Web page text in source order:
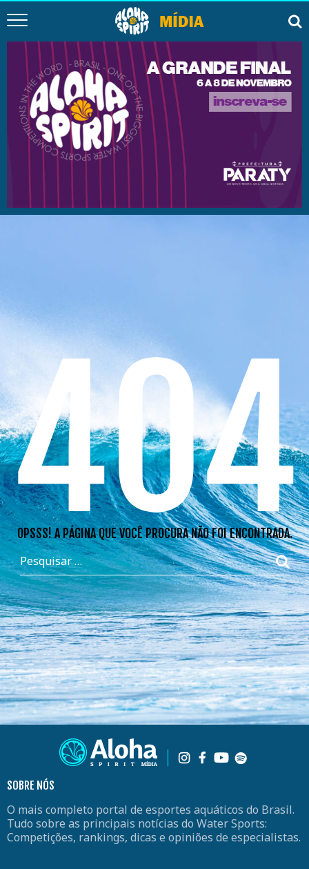
404
OPSSS! A PÁGINA QUE VOCÊ PROCURA NÃO FOI ENCONTRADA.
SOBRE NÓS
O mais completo portal de esportes aquáticos do Brasil.
Tudo sobre as principais notícias do Water Sports:
Competições, rankings, dicas e opiniões de especialistas.